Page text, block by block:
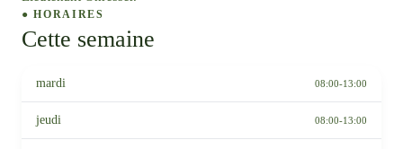
● HORAIRES
Cette semaine
mardi 08:00-13:00
jeudi 08:00-13:00